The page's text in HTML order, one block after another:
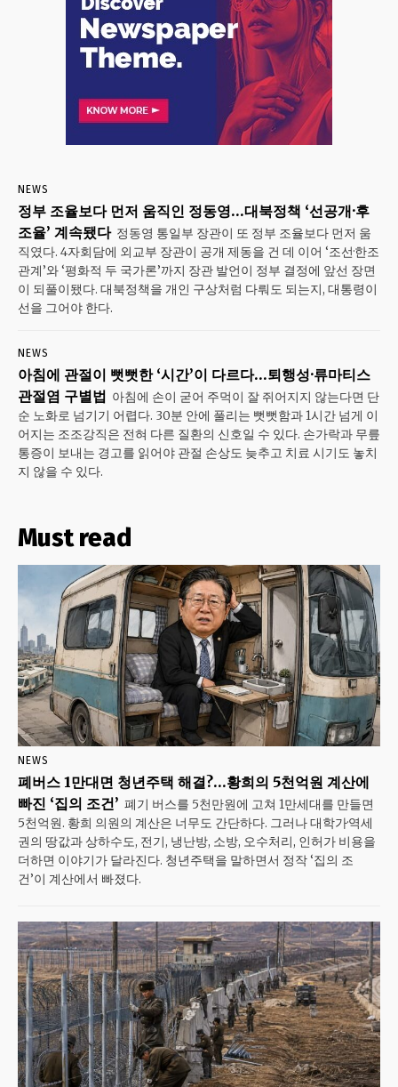
NEWS
정부 조율보다 먼저 움직인 정동영…대북정책 ‘선공개·후
조율’ 계속됐다 정동영 통일부 장관이 또 정부 조율보다 먼저 움
직였다. 4자회담에 외교부 장관이 공개 제동을 건 데 이어 ‘조선·한조
관계’와 ‘평화적 두 국가론’까지 장관 발언이 정부 결정에 앞선 장면
이 되풀이됐다. 대북정책을 개인 구상처럼 다뤄도 되는지, 대통령이
선을 그어야 한다.
NEWS
아침에 관절이 뻣뻣한 ‘시간’이 다르다…퇴행성·류마티스
관절염 구별법 아침에 손이 굳어 주먹이 잘 쥐어지지 않는다면 단
순 노화로 넘기기 어렵다. 30분 안에 풀리는 뻣뻣함과 1시간 넘게 이
어지는 조조강직은 전혀 다른 질환의 신호일 수 있다. 손가락과 무릎
통증이 보내는 경고를 읽어야 관절 손상도 늦추고 치료 시기도 놓치
지 않을 수 있다.
Must read
NEWS
폐버스 1만대면 청년주택 해결?…황희의 5천억원 계산에
빠진 ‘집의 조건’ 폐기 버스를 5천만원에 고쳐 1만세대를 만들면
5천억원. 황희 의원의 계산은 너무도 간단하다. 그러나 대학가·역세
권의 땅값과 상하수도, 전기, 냉난방, 소방, 오수처리, 인허가 비용을
더하면 이야기가 달라진다. 청년주택을 말하면서 정작 ‘집의 조
건’이 계산에서 빠졌다.